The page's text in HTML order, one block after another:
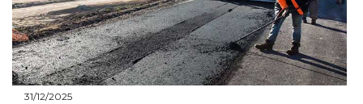
31/12/2025